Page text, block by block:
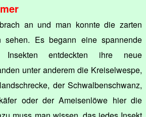
an und man konnte die zarten
sehen. Es begann eine spannende
entdeckten ihre neue
unter anderem die Kreiselwespe,
der Schwalbenschwanz,
oder der Ameisenlöwe hier die